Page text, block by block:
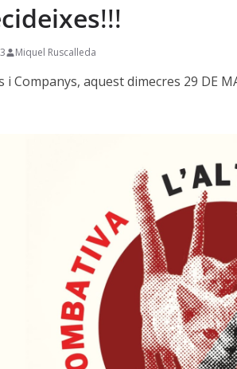
!!!
Miquel Ruscalleda
i Companys, aquest dimecres 29 DE